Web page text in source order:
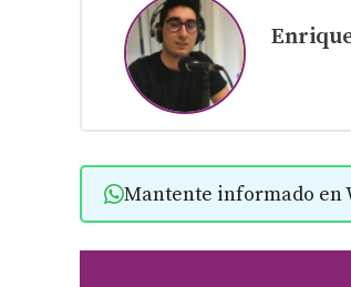
Mantente informado en